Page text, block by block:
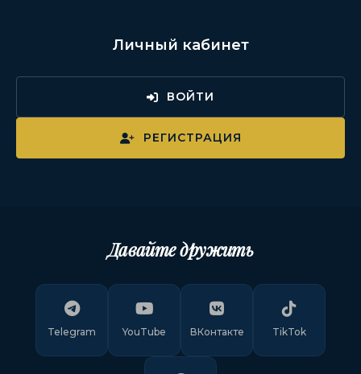
Личный кабинет
ВОЙТИ
РЕГИСТРАЦИЯ
Давайте дружить
Telegram YouTube ВКонтакте TikTok